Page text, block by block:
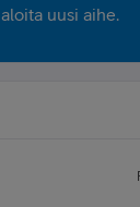
aloita uusi aihe.